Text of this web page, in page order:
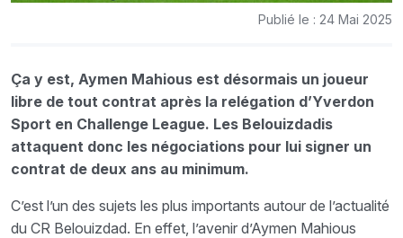
Publié le : 24 Mai 2025
Ça y est, Aymen Mahious est désormais un joueur
libre de tout contrat après la relégation d’Yverdon
Sport en Challenge League. Les Belouizdadis
attaquent donc les négociations pour lui signer un
contrat de deux ans au minimum.
C’est l’un des sujets les plus importants autour de l’actualité
du CR Belouizdad. En effet, l’avenir d’Aymen Mahious